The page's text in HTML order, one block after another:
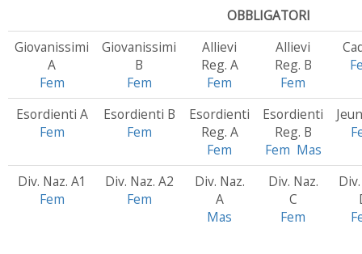
OBBLIGATORI
Giovanissimi
A
Fem
Giovanissimi
B
Fem
Allievi
Reg. A
Fem
Allievi
Reg. B
Fem
Esordienti A
Fem
Esordienti B
Fem
Esordienti
Reg. A
Fem
Esordienti
Reg. B
Fem Mas
Div. Naz. A1
Fem
Div. Naz. A2
Fem
Div. Naz.
A
Mas
Div. Naz.
C
Fem